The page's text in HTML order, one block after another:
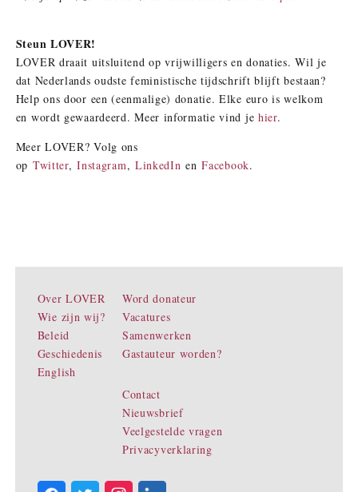
Steun LOVER!
LOVER draait uitsluitend op vrijwilligers en donaties. Wil je
dat Nederlands oudste feministische tijdschrift blijft bestaan?
Help ons door een (eenmalige) donatie. Elke euro is welkom
en wordt gewaardeerd. Meer informatie vind je hier.
Meer LOVER? Volg ons
op Twitter,Instagram, LinkedIn enFacebook.
Over LOVER
Wie zijn wij?
Beleid
Geschiedenis
English
Word donateur
Vacatures
Samenwerken
Gastauteur worden?
Contact
Nieuwsbrief
Veelgestelde vragen
Privacyverklaring